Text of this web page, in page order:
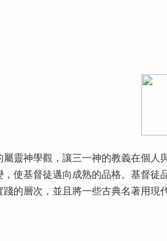
靈神學觀，讓三一神的教義在個
使基督徒邁向成熟的品格。基督
的層次，並且將一些古典名著用現